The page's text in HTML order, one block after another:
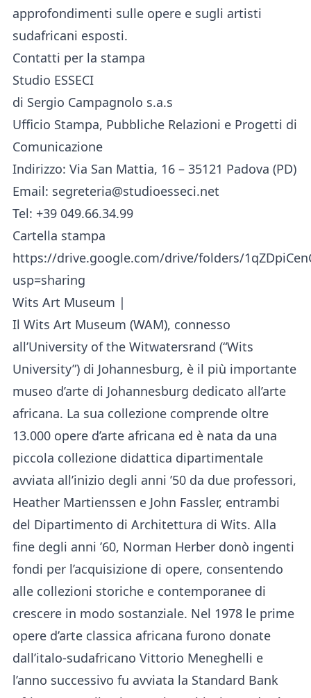
approfondimenti sulle opere e sugli artisti
sudafricani esposti.
Contatti per la stampa
Studio ESSECI
di Sergio Campagnolo s.a.s
Ufficio Stampa, Pubbliche Relazioni e Progetti di
Comunicazione
Indirizzo: Via San Mattia, 16 – 35121 Padova (PD)
Email: segreteria@studioesseci.net
Tel: +39 049.66.34.99
Cartella stampa
https://drive.google.com/drive/folders/
usp=sharing
Wits Art Museum |
Il Wits Art Museum (WAM), connesso
all’University of the Witwatersrand (“Wits
University”) di Johannesburg, è il più importante
museo d’arte di Johannesburg dedicato all’arte
africana. La sua collezione comprende oltre
13.000 opere d’arte africana ed è nata da una
piccola collezione didattica dipartimentale
avviata all’inizio degli anni ’50 da due professori,
Heather Martienssen e John Fassler, entrambi
del Dipartimento di Architettura di Wits. Alla
fine degli anni ’60, Norman Herber donò ingenti
fondi per l’acquisizione di opere, consentendo
alle collezioni storiche e contemporanee di
crescere in modo sostanziale. Nel 1978 le prime
opere d’arte classica africana furono donate
dall’italo-sudafricano Vittorio Meneghelli e
l’anno successivo fu avviata la Standard Bank